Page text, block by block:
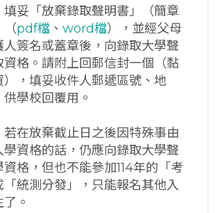
填妥「放棄錄取聲明書」（簡章
（pdf檔 、 word檔），並經父母
人簽名或蓋章後，向錄取大學聲
資格。請附上回郵信封一個（黏
），填妥收件人郵遞區號、地
學校回覆用。
若在放棄截止日之後因特殊事由
學資格的話，仍應向錄取大學聲
格，但也不能參加114年的「考
「統測分發」，只能報名其他入
。